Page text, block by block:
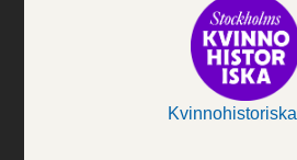
Kvinnohistoriska